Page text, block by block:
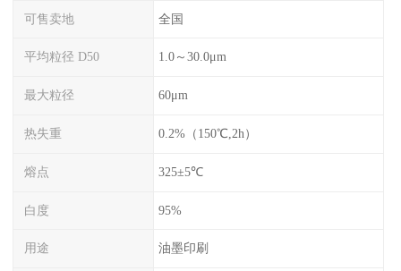
可售卖地 全国
平均粒径 D50 1.0～30.0μm
最大粒径 60μm
热失重 0.2%（150℃,2h）
熔点 325±5℃
白度 95%
用途 油墨印刷